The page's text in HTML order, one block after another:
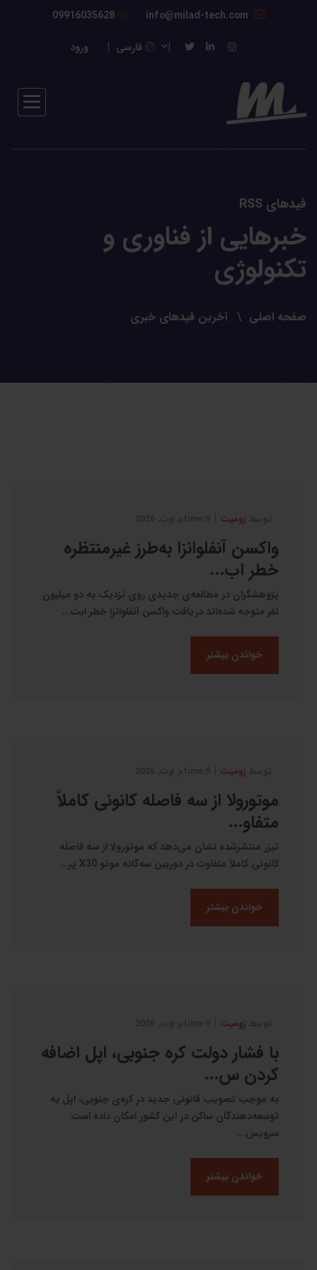
09916035628
فارسی ورود
فیدهای RSS
خبرهایی از فناوری و
تکنولوژی
صفحه اصلی آخرین فیدهای خبری
زومیت
واکسن آنفلوانزا به‌طرز غیرمنتظره‌
خطر اب...
پژوهشگران در مطالعه‌ی جدیدی روی نزدیک‌ به دو میلیون
نفر متوجه شده‌اند دریافت واکسن آنفلوانزا خطر ابت...
خواندن بیشتر
زومیت
موتورولا از سه فاصله کانونی کاملاً
متفاو...
تیزر منتشرشده نشان می‌دهد که موتورولا از سه فاصله
کانونی کاملاً متفاوت در دوربین سه‌گانه موتو X30 پر...
خواندن بیشتر
زومیت
با فشار دولت کره جنوبی، اپل اضافه
کردن س...
به موجب تصویب قانونی جدید در کره‌ی جنوبی، اپل به
توسعه‌دهندگان ساکن در این کشور امکان داده است
سرویس...
خواندن بیشتر